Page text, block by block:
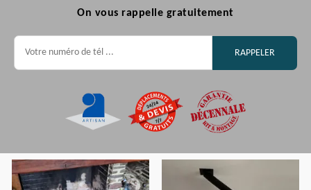
On vous rappelle gratuitement